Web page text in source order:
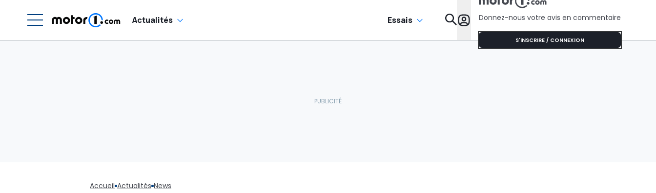
Actualités Essais Donnez-nous votre avis en commentaire
S'INSCRIRE / CONNEXION
Accueil Actualités News